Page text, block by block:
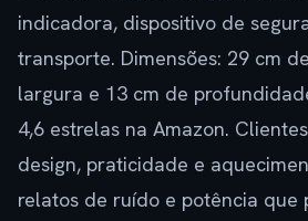
indicadora, dispositivo de
transporte. Dimensões: 29 cm
largura e 13 cm de
4,6 estrelas na Amazon.
design, praticidade e
relatos de ruído e potência que